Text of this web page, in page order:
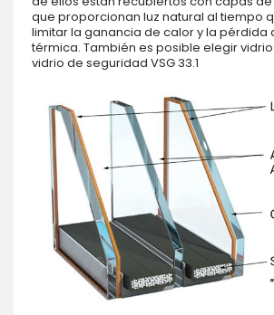
que proporcionan luz natural al tiempo
limitar la ganancia de calor y la pérdida
térmica. También es posible elegir
vidrio de seguridad VSG 33.1